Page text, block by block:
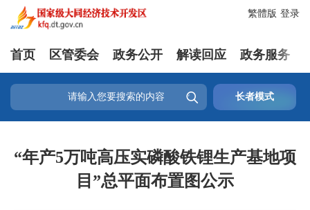
登录
繁體版
首页 区管委会 政务公开 解读回应 政务服务
 长者模式
“年产5万吨高压实磷酸铁锂生产基地项
目”总平面布置图公示